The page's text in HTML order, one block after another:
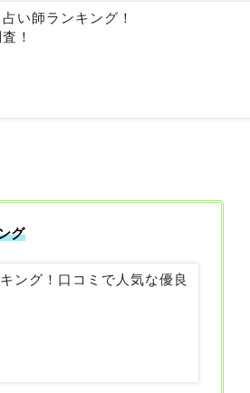
い師ランキング！
！
グ
ング！口コミで人気な優良